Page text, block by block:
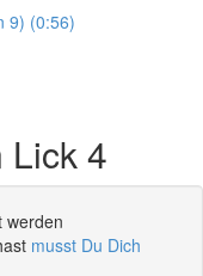
9) (0:56)
Lick 4
werden
musst Du Dich